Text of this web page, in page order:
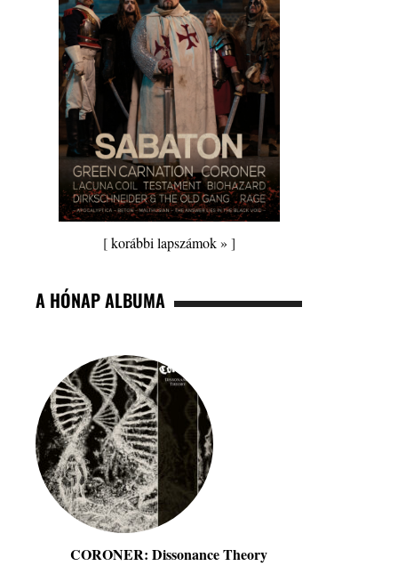
[korábbi lapszámok » ]
A HÓNAP ALBUMA
CORONER: Dissonance Theory